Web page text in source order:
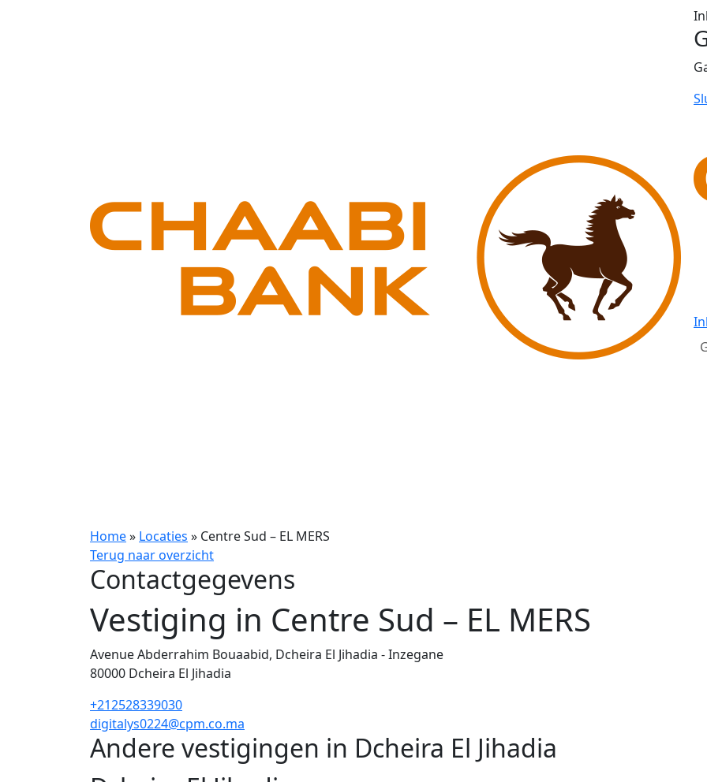
Home» Locaties » Centre Sud – EL MERS
Terug naar overzicht
Contactgegevens
Vestiging in Centre Sud – EL MERS
Avenue Abderrahim Bouaabid, Dcheira El Jihadia - Inzegane
80000 Dcheira El Jihadia
+212528339030
digitalys0224@cpm.co.ma
Andere vestigingen in Dcheira El Jihadia